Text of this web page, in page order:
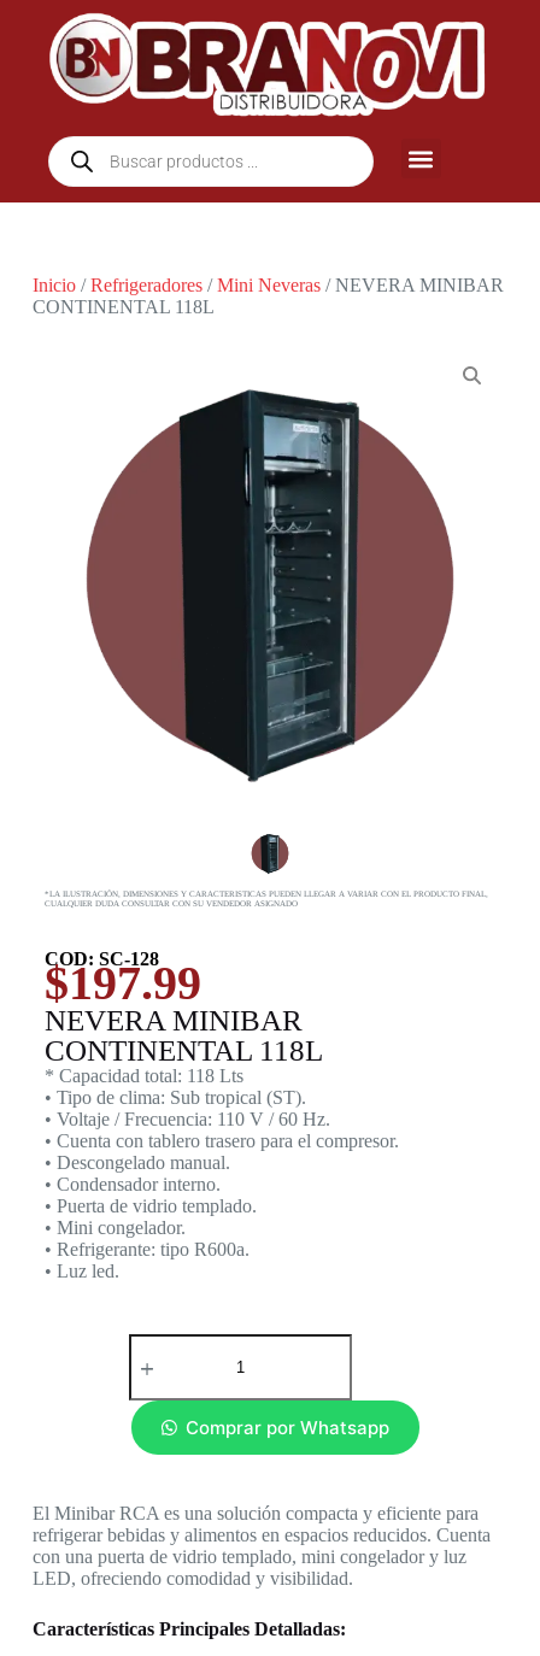
Inicio/Refrigeradores/Mini Neveras/ NEVERA MINIBAR
CONTINENTAL 118L
*LA ILUSTRACIÓN, DIMENSIONES Y CARACTERISTICAS PUEDEN LLEGAR A VARIAR CON EL PRODUCTO FINAL,
CUALQUIER DUDA CONSULTAR CON SU VENDEDOR ASIGNADO
COD: SC-128
$197.99
NEVERA MINIBAR
CONTINENTAL 118L
* Capacidad total: 118 Lts
• Tipo de clima: Sub tropical (ST).
• Voltaje / Frecuencia: 110 V / 60 Hz.
• Cuenta con tablero trasero para el compresor.
• Descongelado manual.
• Condensador interno.
• Puerta de vidrio templado.
• Mini congelador.
• Refrigerante: tipo R600a.
• Luz led.
Comprar por Whatsapp
El Minibar RCA es una solución compacta y eficiente para
refrigerar bebidas y alimentos en espacios reducidos. Cuenta
con una puerta de vidrio templado, mini congelador y luz
LED, ofreciendo comodidad y visibilidad.
Características Principales Detalladas: